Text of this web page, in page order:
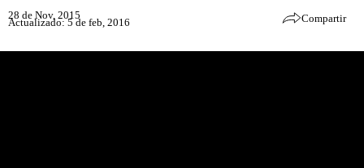
28 de Nov, 2015
Actualizado: 5 de feb, 2016 Compartir